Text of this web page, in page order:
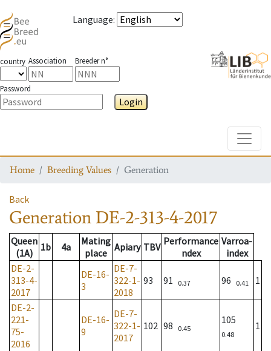
Language:
country Association Breeder n°
Password
Login
Home Breeding Values Generation
Back
Generation DE-2-313-4-2017
Queen
(1A)
1b 4a
Mating
place Apiary TBV Performance
ndex
Varroa-
index
DE-2-
313-4-
2017
DE-16-
3
DE-7-
322-1-
2018
93 91 0.37 96 0.41 1
DE-2-
221-
75-
2016
DE-16-
9
DE-7-
322-1-
2017
102 98 0.45
105
0.48
1